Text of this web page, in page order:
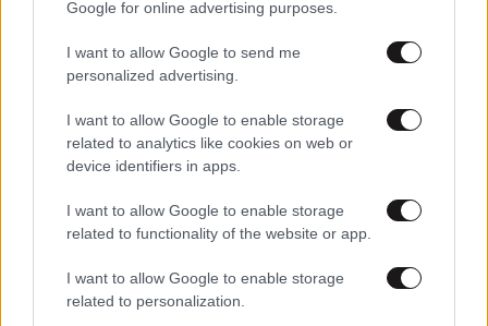
Google for online advertising purposes.
I want to allow Google to send me
personalized advertising.
I want to allow Google to enable storage
related to analytics like cookies on web or
device identifiers in apps.
I want to allow Google to enable storage
related to functionality of the website or app.
I want to allow Google to enable storage
related to personalization.
«Η κτηνοτροφία ξεκληρίζεται» – Κραυγή αγωνίας από
τους κτηνοτρόφους μετά από τα κρούσματα ευλογιάς